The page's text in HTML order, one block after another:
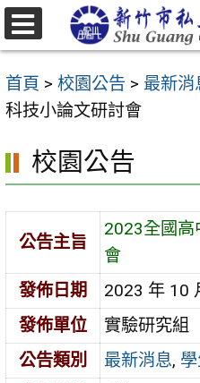
跳
至
要
內
區
首頁 > 校園公告 > 最新消
科技小論文研討會
校園公告
公告主旨
2023全國高
會
發佈日期
2023 年 10
發佈單位
實驗研究組
公告類別
最新消息,
選
單